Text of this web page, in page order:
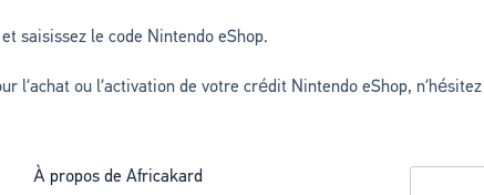
saisissez le code Nintendo eShop.
l’achat ou l’activation de votre crédit Nintendo eShop,
À propos de Africakard